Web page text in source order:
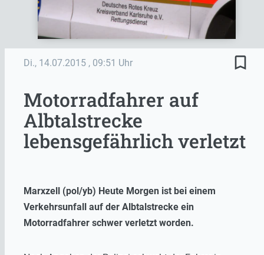
Di., 14.07.2015 , 09:51 Uhr bookmark_border
Motorradfahrer auf
Albtalstrecke
lebensgefährlich verletzt
Marxzell (pol/yb) Heute Morgen ist bei einem
Verkehrsunfall auf der Albtalstrecke ein
Motorradfahrer schwer verletzt worden.